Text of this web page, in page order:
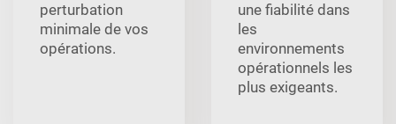
perturbation
minimale de vos
opérations.
une fiabilité dans
les
environnements
opérationnels les
plus exigeants.